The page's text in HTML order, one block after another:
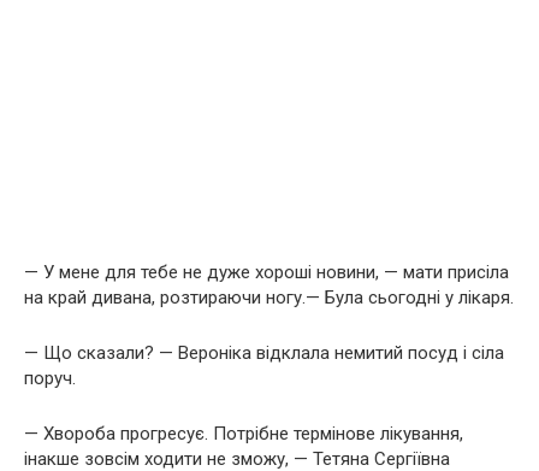
— У мене для тебе не дуже хороші новини, — мати присіла
на край дивана, розтираючи ногу.— Була сьогодні у лікаря.
— Що сказали? — Вероніка відклала немитий посуд і сіла
поруч.
— Хвороба прогресує. Потрібне термінове лікування,
інакше зовсім ходити не зможу, — Тетяна Сергіївна